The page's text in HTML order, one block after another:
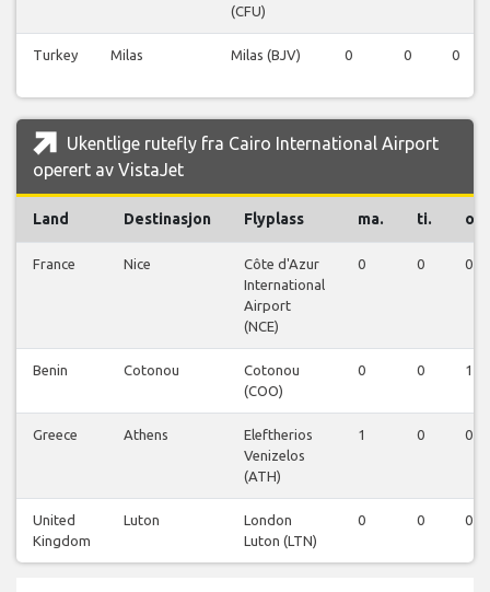
(CFU)
Turkey Milas Milas (BJV) 0 0 0
Ukentlige rutefly fra Cairo International Airport
operert av VistaJet
Land Destinasjon Flyplass ma. ti. on.
France Nice
Côte d'Azur
International
Airport
(NCE)
0 0 0
Benin Cotonou
Cotonou
(COO)
0 0 1
Greece Athens
Eleftherios
Venizelos
(ATH)
1 0 0
United
Kingdom
Luton
London
Luton (LTN)
0 0 0